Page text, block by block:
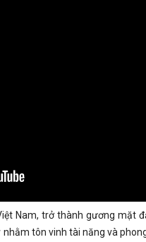
Nam, trở thành gương mặt
tôn vinh tài năng và